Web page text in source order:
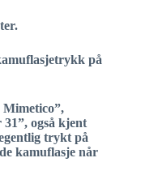
på
Mimetico”,
også kjent
trykt på
kamuflasje når